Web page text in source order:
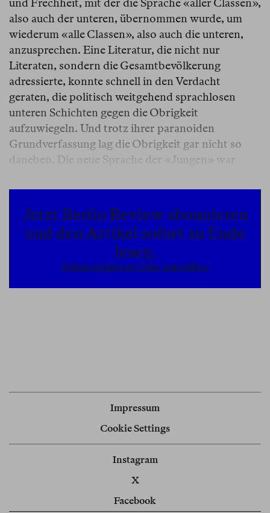
und Frechheit, mit der die Sprache «aller Classen»,
also auch der unteren, übernommen wurde, um
wiederum «alle Classen», also auch die unteren,
anzusprechen. Eine Literatur, die nicht nur
Literaten, sondern die Gesamtbevölkerung
adressierte, konnte schnell in den Verdacht
geraten, die politisch weitgehend sprachlosen
unteren Schichten gegen die Obrigkeit
aufzuwiegeln. Und trotz ihrer paranoiden
Grundverfassung lag die Obrigkeit gar nicht so
daneben. Die neue Sprache der «Jungen» war
Hinsicht junger Schriftsteller und Publizisten, die
sich die Möglichkeiten der rasant anwachsenden
Massenpresse zu eigen machten, um der
Staatsmaschinerie einen Guerillakrieg zu erklären.
Einen Krieg, in dem scharf geschossen wurde, mit
Jetzt Berlin Review abonnieren
und den Artikel sofort zu Ende
lesen.
Schon registriert? Hier anmelden.
Impressum
Cookie Settings
Instagram
X
Facebook